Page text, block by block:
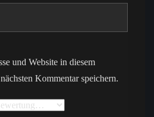
und Website in diesem
Kommentar speichern.